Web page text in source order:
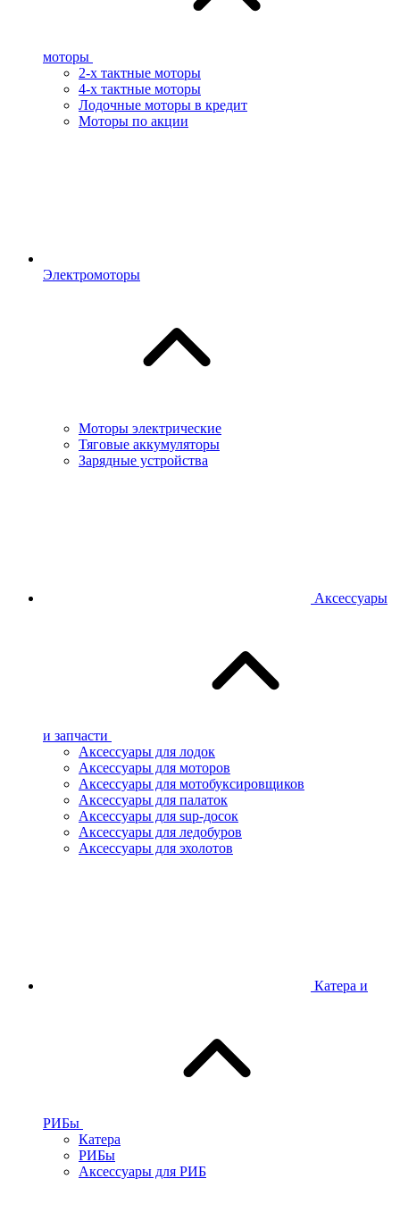
моторы
2-х тактные моторы
4-х тактные моторы
Лодочные моторы в кредит
Моторы по акции
Электромоторы
Моторы электрические
Тяговые аккумуляторы
Зарядные устройства
Аксессуары
и запчасти
Аксессуары для лодок
Аксессуары для моторов
Аксессуары для мотобуксировщиков
Аксессуары для палаток
Аксессуары для sup-досок
Аксессуары для ледобуров
Аксессуары для эхолотов
Катера и
РИБы
Катера
РИБы
Аксессуары для РИБ